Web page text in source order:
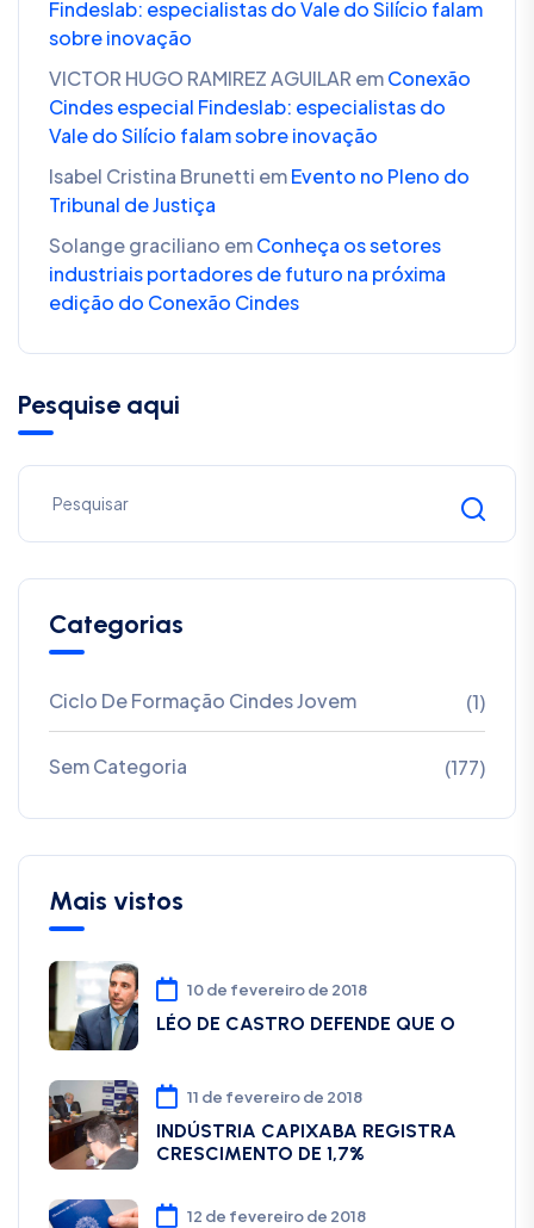
Findeslab: especialistas do Vale do Silício falam
sobre inovação
VICTOR HUGO RAMIREZ AGUILAR emConexão
Cindes especial Findeslab: especialistas do
Vale do Silício falam sobre inovação
Isabel Cristina Brunetti emEvento no Pleno do
Tribunal de Justiça
Solange graciliano emConheça os setores
industriais portadores de futuro na próxima
edição do Conexão Cindes
Pesquise aqui
Categorias
Ciclo De Formação Cindes Jovem (1)
Sem Categoria (177)
Mais vistos
10 de fevereiro de 2018
LÉO DE CASTRO DEFENDE QUE O
11 de fevereiro de 2018
INDÚSTRIA CAPIXABA REGISTRA
CRESCIMENTO DE 1,7%
12 de fevereiro de 2018